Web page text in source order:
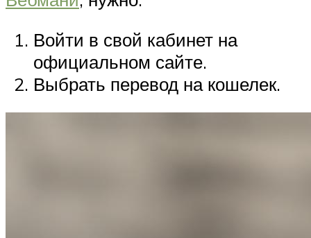
Войти в свой кабинет на
официальном сайте.
Выбрать перевод на кошелек.